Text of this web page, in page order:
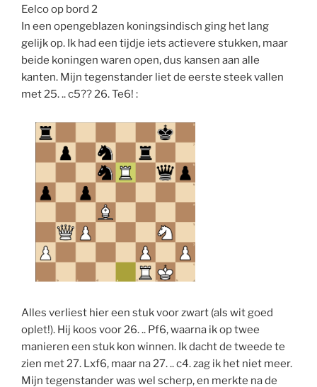
Eelco op bord 2
In een opengeblazen koningsindisch ging het lang
gelijk op. Ik had een tijdje iets actievere stukken, maar
beide koningen waren open, dus kansen aan alle
kanten. Mijn tegenstander liet de eerste steek vallen
met 25. .. c5?? 26. Te6! :
Alles verliest hier een stuk voor zwart (als wit goed
oplet!). Hij koos voor 26. .. Pf6, waarna ik op twee
manieren een stuk kon winnen. Ik dacht de tweede te
zien met 27. Lxf6, maar na 27. .. c4. zag ik het niet meer.
Mijn tegenstander was wel scherp, en merkte na de